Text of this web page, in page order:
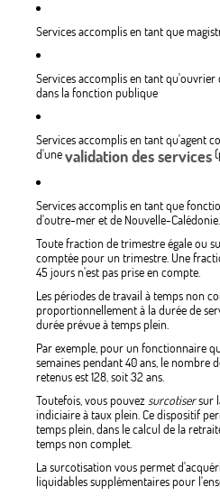
Services accomplis en tant que
Services accomplis en tant
dans la fonction publique
Services accomplis en tant qu'agent
d'unevalidation des services
Services accomplis en tant que
d'outre-mer et de Nouvelle-Calédonie.
Toute fraction de trimestre égale ou
comptée pour un trimestre. Une
45 jours n'est pas prise en compte.
Les périodes de travail à temps non
proportionnellement à la durée de
durée prévue à temps plein.
Par exemple, pour un fonctionnaire
semaines pendant 40 ans, le nombre
retenus est 128, soit 32 ans.
Toutefois, vous pouvezsurcotisersur
indiciaire à taux plein. Ce dispositif
temps plein, dans le calcul de la
temps non complet.
La surcotisation vous permet
liquidables supplémentaires pour